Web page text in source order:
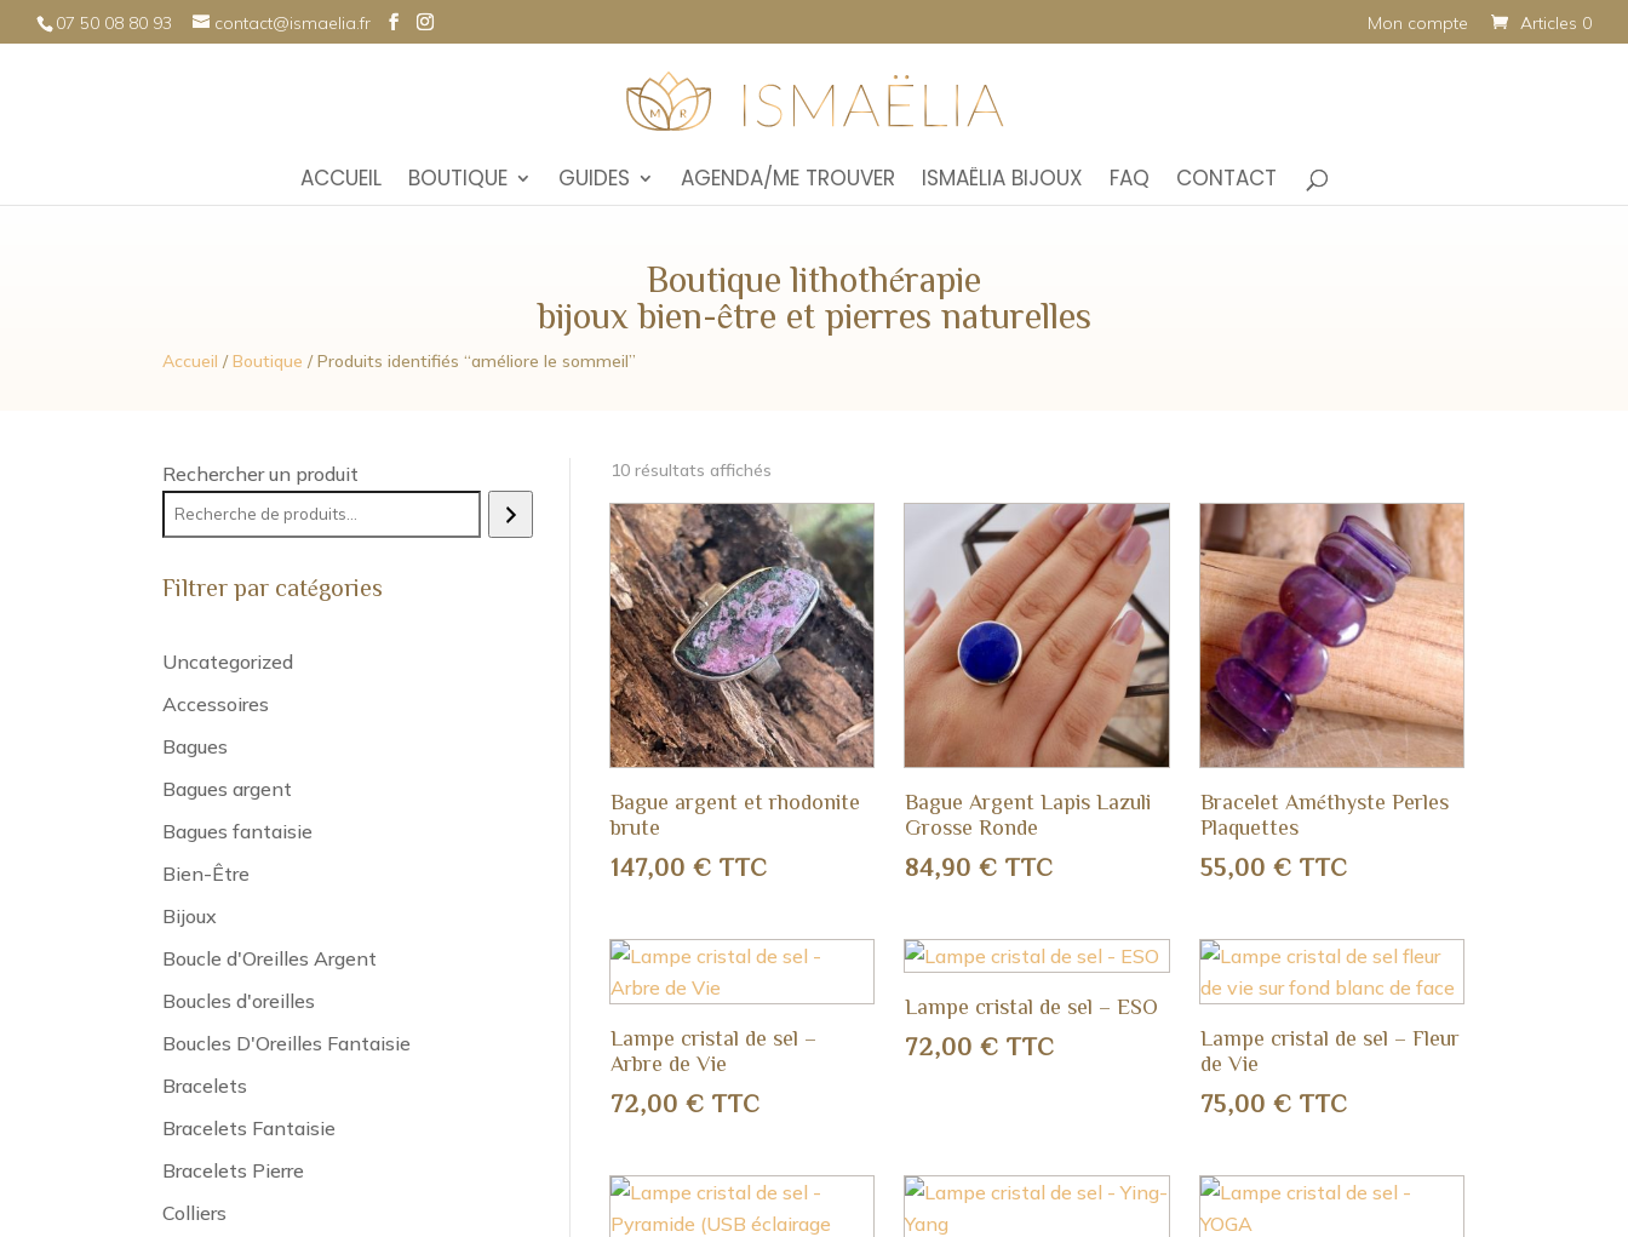
07 50 08 80 93 contact@ismaelia.fr Mon compte Articles 0
ACCUEIL BOUTIQUE GUIDES AGENDA/ME TROUVER ISMAËLIA BIJOUX FAQ CONTACT
Boutique lithothérapie
bijoux bien-être et pierres naturelles
Accueil /Boutique / Produits identifiés “améliore le sommeil”
Rechercher un produit
Filtrer par catégories
Uncategorized
Accessoires
Bagues
Bagues argent
Bagues fantaisie
Bien-Être
Bijoux
Boucle d'Oreilles Argent
Boucles d'oreilles
Boucles D'Oreilles Fantaisie
Bracelets
Bracelets Fantaisie
Bracelets Pierre
Colliers
10 résultats affichés
Bague argent et rhodonite
brute
147,00 € TTC
Bague Argent Lapis Lazuli
Grosse Ronde
84,90€ TTC
Bracelet Améthyste Perles
Plaquettes
55,00€ TTC
Lampe cristal de sel –
Arbre de Vie
72,00 € TTC
Lampe cristal de sel – ESO
72,00€ TTC
Lampe cristal de sel – Fleur
de Vie
75,00€ TTC